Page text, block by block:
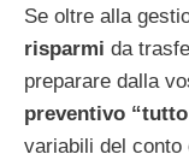
Se oltre alla
risparmi da
preparare dalla
preventivo
variabili del